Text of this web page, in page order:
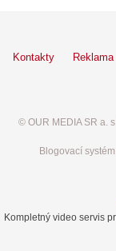
Kontakty Reklama
© OUR MEDIA SR a.
Blogovací
Kompletný video servis